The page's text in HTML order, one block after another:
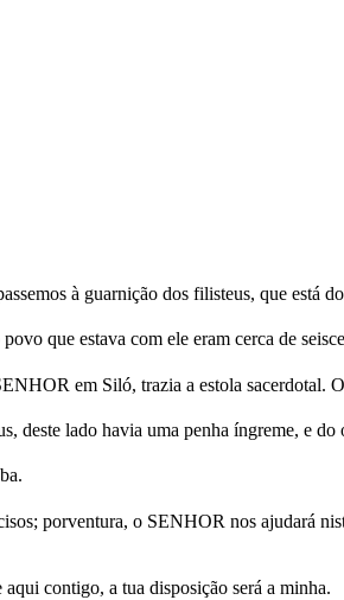
à guarnição dos filisteus, que está
que estava com ele eram cerca de
em Siló, trazia a estola sacerdotal.
deste lado havia uma penha íngreme, e
porventura, o SENHOR nos ajudará
contigo, a tua disposição será a minha.